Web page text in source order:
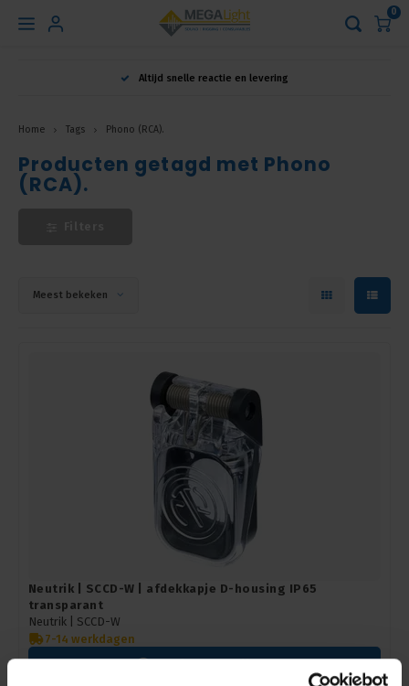
Hoofdmenu
Nederlands
0
Altijd snelle reactie en levering
Home Tags Phono (RCA).
Producten getagd met Phono
(RCA).
Meest bekeken
Neutrik | SCCD-W | afdekkapje D-housing IP65
transparant
Neutrik | SCCD-W
7-14 werkdagen